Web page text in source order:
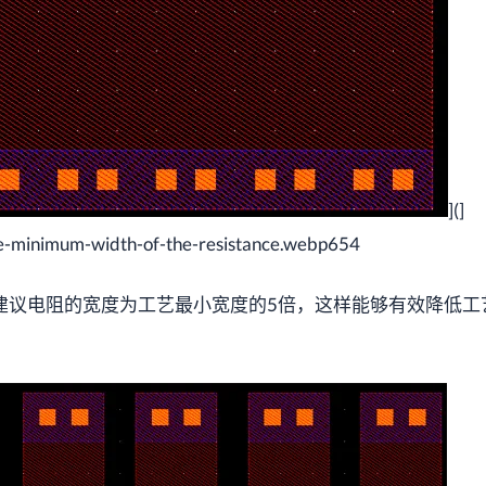
](]
width-of-the-resistance.webp654
议电阻的宽度为工艺最小宽度的5倍，这样能够有效降低工